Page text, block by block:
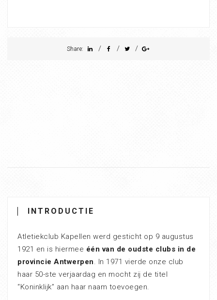
Share: / / /
INTRODUCTIE
Atletiekclub Kapellen werd gesticht op 9 augustus
1921 en is hiermee één van de oudste clubs in de
provincie Antwerpen. In 1971 vierde onze club
haar 50-ste verjaardag en mocht zij de titel
“Koninklijk” aan haar naam toevoegen.